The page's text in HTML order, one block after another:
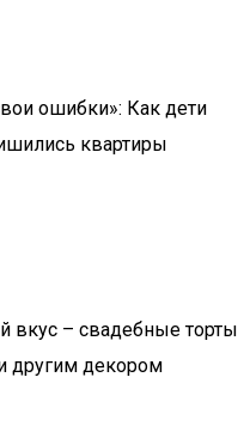
ошибки»: Как дети
квартиры
вкус – свадебные торты
другим декором